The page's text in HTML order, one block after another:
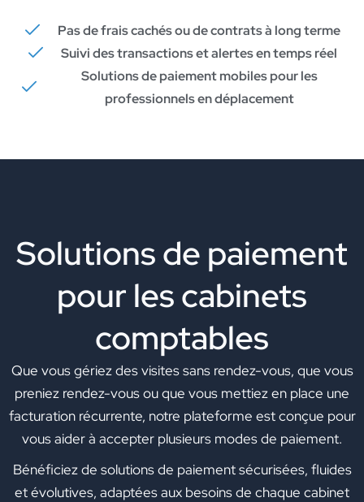
Pas de frais cachés ou de contrats à long terme
Suivi des transactions et alertes en temps réel
Solutions de paiement mobiles pour les
professionnels en déplacement
Solutions de paiement
pour les cabinets
comptables
Que vous gériez des visites sans rendez-vous, que vous
preniez rendez-vous ou que vous mettiez en place une
facturation récurrente, notre plateforme est conçue pour
vous aider à accepter plusieurs modes de paiement.
Bénéficiez de solutions de paiement sécurisées, fluides
et évolutives, adaptées aux besoins de chaque cabinet